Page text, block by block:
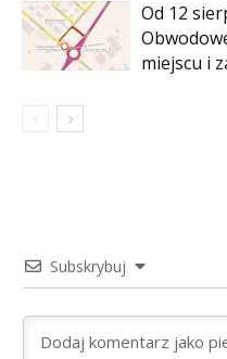
Od 12
miejscu i
Subskrybuj